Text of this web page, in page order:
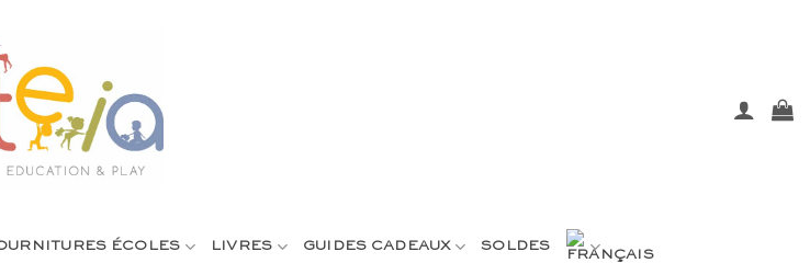
ÉCOLES LIVRES GUIDES CADEAUX SOLDES